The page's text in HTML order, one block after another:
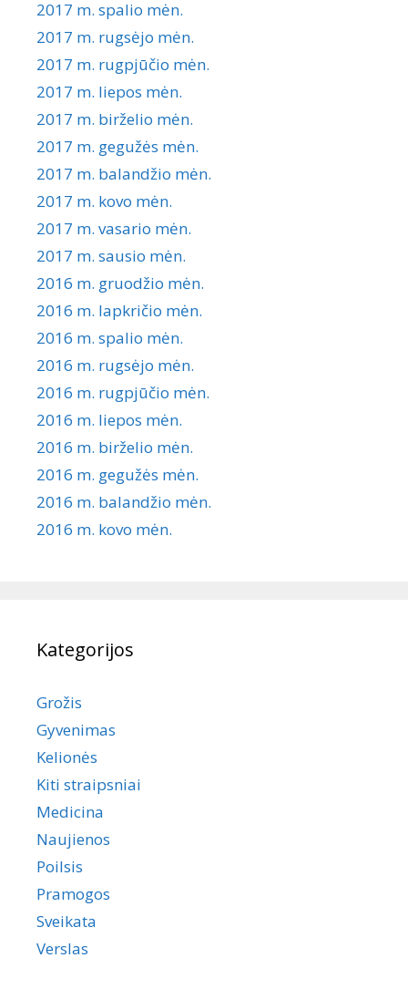
2017 m. spalio mėn.
2017 m. rugsėjo mėn.
2017 m. rugpjūčio mėn.
2017 m. liepos mėn.
2017 m. birželio mėn.
2017 m. gegužės mėn.
2017 m. balandžio mėn.
2017 m. kovo mėn.
2017 m. vasario mėn.
2017 m. sausio mėn.
2016 m. gruodžio mėn.
2016 m. lapkričio mėn.
2016 m. spalio mėn.
2016 m. rugsėjo mėn.
2016 m. rugpjūčio mėn.
2016 m. liepos mėn.
2016 m. birželio mėn.
2016 m. gegužės mėn.
2016 m. balandžio mėn.
2016 m. kovo mėn.
Kategorijos
Grožis
Gyvenimas
Kelionės
Kiti straipsniai
Medicina
Naujienos
Poilsis
Pramogos
Sveikata
Verslas